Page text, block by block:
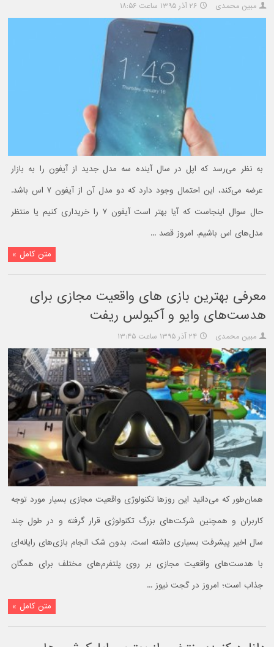
مبین محمدی ۲۶ آذر ۱۳۹۵ ساعت ۱۸:۵۶
به نظر می‌رسد که اپل در سال آینده سه مدل جدید از آیفون را به بازار
عرضه می‌کند، این احتمال وجود دارد که دو مدل آن از آیفون ۷ اس باشد.
حال سوال اینجاست که آیا بهتر است آیفون ۷ را خریداری کنیم یا منتظر
مدل‌های اس باشیم. امروز قصد ...
متن کامل »
معرفی بهترین بازی های واقعیت مجازی برای
هدست‌های وایو و آکیولس ریفت
مبین محمدی ۲۴ آذر ۱۳۹۵ ساعت ۱۳:۴۵
همان‌طور که می‌دانید این روزها تکنولوژی واقعیت مجازی بسیار مورد توجه
کاربران و همچنین شرکت‌های بزرگ تکنولوژی قرار گرفته و در طول چند
سال اخیر پیشرفت بسیاری داشته است. بدون شک انجام بازی‌های رایانه‌ای
با هدست‌های واقعیت مجازی بر روی پلتفرم‌های مختلف برای همگان
جذاب است؛ امروز در گجت نیوز ...
متن کامل »